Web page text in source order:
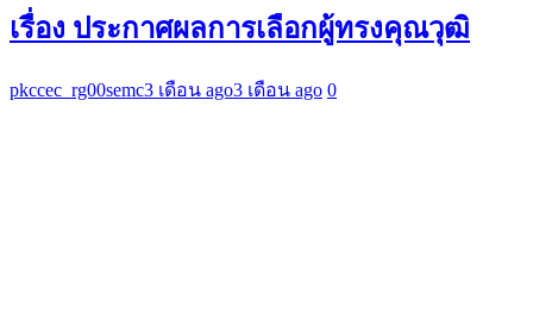
เรื่อง ประกาศผลการเลือกผู้ทรงคุณวุฒิ
pkccec_rg00semc3 เดือน ago3 เดือน ago 0